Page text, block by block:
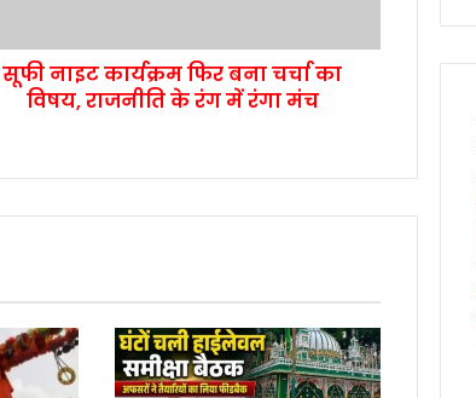
सूफी नाइट कार्यक्रम फिर बना चर्चा का
विषय, राजनीति के रंग में रंगा मंच